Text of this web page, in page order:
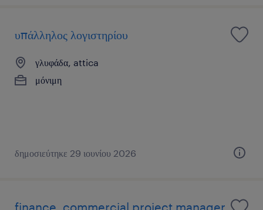
υπάλληλος λογιστηρίου
γλυφάδα, attica
μόνιμη
δημοσιεύτηκε 29 ιουνίου 2026
finance, commercial project manager